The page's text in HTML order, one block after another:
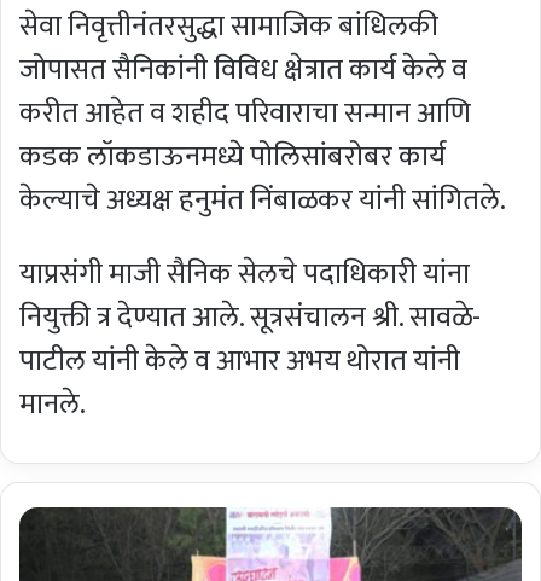
सेवा निवृत्तीनंतरसुद्धा सामाजिक बांधिलकी
जोपासत सैनिकांनी विविध क्षेत्रात कार्य केले व
करीत आहेत व शहीद परिवाराचा सन्मान आणि
कडक लॉकडाऊनमध्ये पोलिसांबरोबर कार्य
केल्याचे अध्यक्ष हनुमंत निंबाळकर यांनी सांगितले.
याप्रसंगी माजी सैनिक सेलचे पदाधिकारी यांना
नियुक्ती त्र देण्यात आले. सूत्रसंचालन श्री. सावळे-
पाटील यांनी केले व आभार अभय थोरात यांनी
मानले.
खे